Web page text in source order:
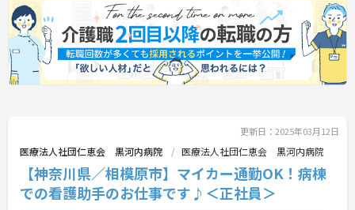
更新日：2025年03月12日
医療法人社団仁恵会 黒河内病院 医療法人社団仁恵会 黒河内病院
【神奈川県／相模原市】マイカー通勤OK！病棟
での看護助手のお仕事です♪＜正社員＞